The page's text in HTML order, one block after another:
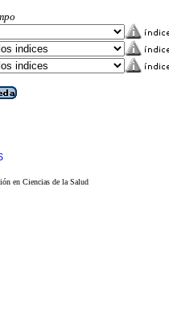
en Ciencias de la Salud